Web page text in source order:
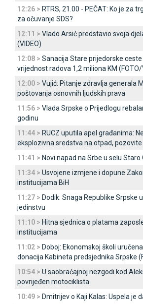
12:26 > RTRS, 21.00 - PEČAT: Ko je za
za očuvanje SDS?
12:11 > Vlado Arsić predstavio svoja
(VIDEO)
12:08 > Sanacija Stare prijedorske ceste
vrijednost radova 1,2 miliona KM (FOTO/
12:00 > Vujić: Pitanje zdravlja generala
poštovanja osnovnih ljudskih prava
11:56 > Vlada Srpske o Prijedlogu
godinu
11:44 > RUCZ uputila apel građanima:
eksplozivna sredstva na otpad,
11:41 > Novi napad na Srbe u selu Staro
11:34 > Usvojene izmjene i dopune
institucijama BiH
11:27 > Dodik: Snaga Republike Srpske
jedinstvu
11:10 > Hitna sjednica o platama
institucijama
11:02 > Doboj: Ekonomskoj školi
donacija Kabineta predsjednika Srpske
10:54 > U saobraćajnoj nezgodi kod
povrijeđen motociklista
10:49 > Dmitrijev o Kaji Kalas: Uspela je